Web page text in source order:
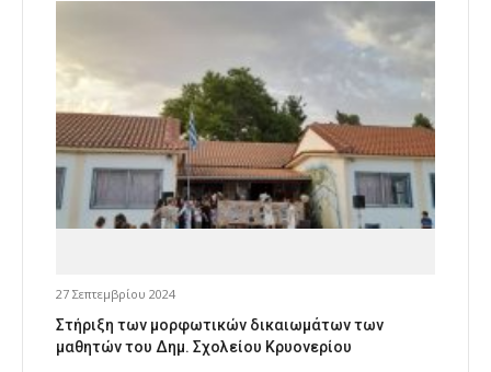
27 Σεπτεμβρίου 2024
Στήριξη των μορφωτικών δικαιωμάτων των
μαθητών του Δημ. Σχολείου Κρυονερίου